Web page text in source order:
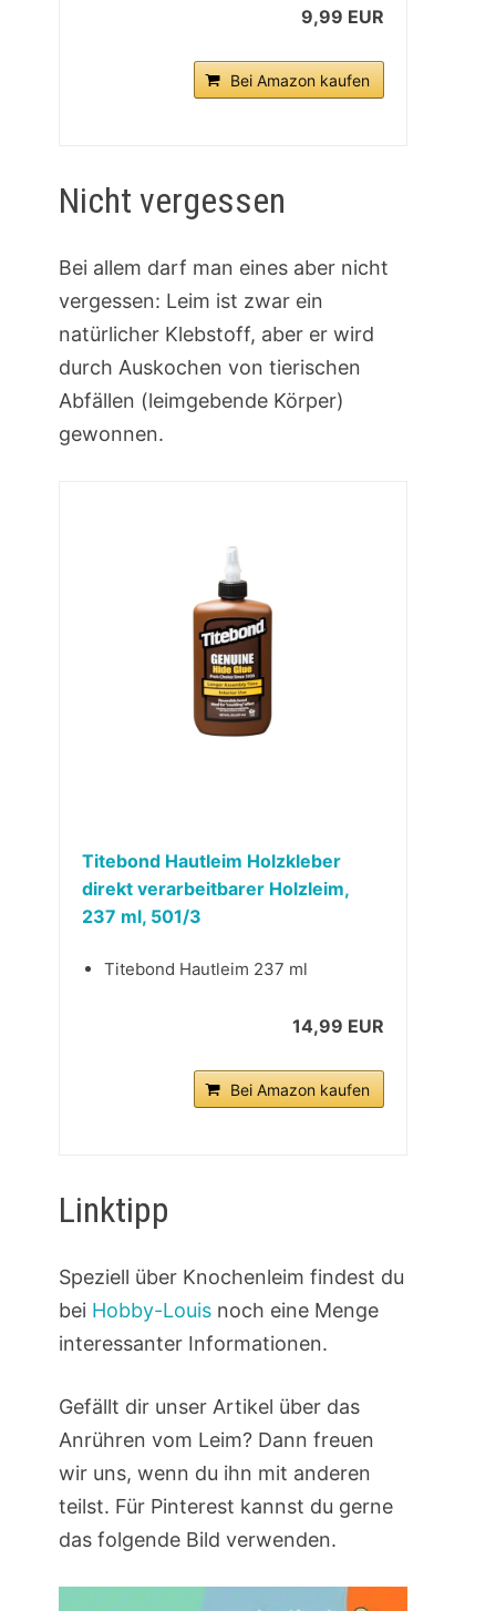
9,99 EUR
Bei Amazon kaufen
Nicht vergessen
Bei allem darf man eines aber nicht
vergessen: Leim ist zwar ein
natürlicher Klebstoff, aber er wird
durch Auskochen von tierischen
Abfällen (leimgebende Körper)
gewonnen.
Titebond Hautleim Holzkleber
direkt verarbeitbarer Holzleim,
237 ml, 501/3
Titebond Hautleim 237 ml
14,99 EUR
Bei Amazon kaufen
Linktipp
Speziell über Knochenleim findest du
bei Hobby-Louisnoch eine Menge
interessanter Informationen.
Gefällt dir unser Artikel über das
Anrühren vom Leim? Dann freuen
wir uns, wenn du ihn mit anderen
teilst. Für Pinterest kannst du gerne
das folgende Bild verwenden.